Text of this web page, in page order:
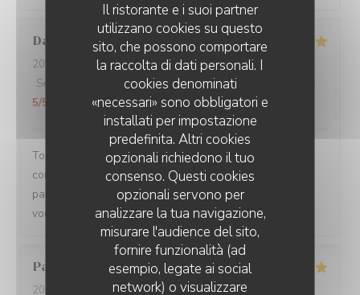
Il ristorante e i suoi partner
utilizzano cookies su questo
sito, che possono comportare
la raccolta di dati personali. I
cookies denominati
«necessari» sono obbligatori e
installati per impostazione
predefinita. Altri cookies
opzionali richiedono il tuo
consenso. Questi cookies
opzionali servono per
analizzare la tua navigazione,
misurare l'audience del sito,
fornire funzionalità (ad
esempio, legate ai social
network) o visualizzare
Damien C
2026-08-01
- 19:15 - Ospiti 3
Servizio
Atmosfera: 5/5 Cucina:5/5
5/5
Toujours un plaisir de venir dans ce restaurant qui
commence toujours par un accueil chaleureux. Tout est
parfait si service à la cuisine. Ne changez rien Merci à
vous
Pascal
2026-07-31
- 20:45 - Ospiti 2